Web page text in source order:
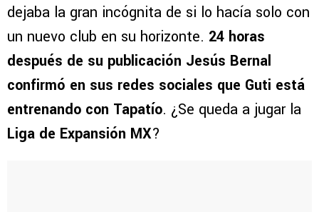
dejaba la gran incógnita de si lo hacía solo con
un nuevo club en su horizonte. 24 horas
después de su publicación Jesús Bernal
confirmó en sus redes sociales que Guti está
entrenando con Tapatío. ¿Se queda a jugar la
Liga de Expansión MX?